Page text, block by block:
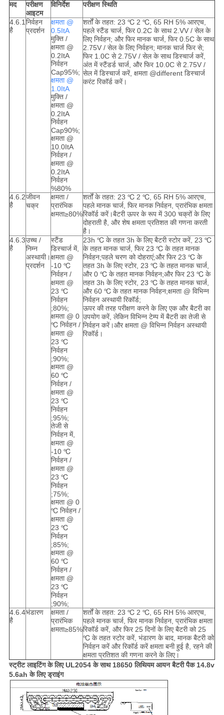
मद
परीक्षण
आइटम
विनिर्देश परीक्षण स्थिति
4.6.1
है
निर्वहन
प्रदर्शन
क्षमता @
0.5ItA
मुक्ति /
क्षमता @
0.2ItA
निर्वहन
Cap95%;
क्षमता @
1.0ItA
मुक्ति /
क्षमता @
0.2ItA
निर्वहन
Cap90%;
क्षमता @
10.0ItA
निर्वहन /
क्षमता @
0.2ItA
निर्वहन
%80%
शर्तों के तहत: 23 ℃ 2 ℃, 65 RH 5% आरएच,
पहले स्टैंड चार्ज, फिर 0.2C के साथ 2.VV / सेल के
लिए निर्वहन; और फिर मानक चार्ज, फिर 0.5C के साथ
2.75V / सेल के लिए निर्वहन; मानक चार्ज फिर से;
फिर 1.0C से 2.75V / सेल के साथ डिस्चार्ज करें,
अंत में स्टैंडर्ड चार्ज, और फिर 10.0C से 2.75V /
सेल में डिस्चार्ज करें, क्षमता @different डिस्चार्ज
करंट रिकॉर्ड करें।
4.6.2
है
जीवन
चक्र
क्षमता /
प्रारंभिक
क्षमता≥80%
शर्तों के तहत: 23 ℃ 2 ℃, 65 RH 5% आरएच,
पहले मानक चार्ज, फिर मानक निर्वहन, प्रारंभिक क्षमता
रिकॉर्ड करें।बैटरी ऊपर के रूप में 300 चक्रों के लिए
दोहराती है, और शेष क्षमता प्रतिशत की गणना करती
है।
4.6.3
है
उच्च /
निम्न
अस्थायी।
प्रदर्शन
स्टैंड
डिस्चार्ज में,
क्षमता @
-10 ℃
निर्वहन /
क्षमता @
23 ℃
निर्वहन
;80%;
क्षमता @ 0
℃ निर्वहन /
क्षमता @
23 ℃
निर्वहन
;90%;
क्षमता @
60 ℃
निर्वहन /
क्षमता @
23 ℃
निर्वहन
;95%;
तेजी से
निर्वहन में,
क्षमता @
-10 ℃
निर्वहन /
क्षमता @
23 ℃
निर्वहन
;75%;
क्षमता @ 0
℃ निर्वहन /
क्षमता @
23 ℃
निर्वहन
;85%;
क्षमता @
60 ℃
निर्वहन /
क्षमता @
23 ℃
निर्वहन
;90%;
23h ℃ के तहत 3h के लिए बैटरी स्टोर करें, 23 ℃
के तहत मानक चार्ज, फिर 23 ℃ के तहत मानक
निर्वहन;पहले चरण को दोहराएं;और फिर 23 ℃ के
तहत 3h के लिए स्टोर, 23 ℃ के तहत मानक चार्ज,
और 0 ℃ के तहत मानक निर्वहन;और फिर 23 ℃ के
तहत 3h के लिए स्टोर, 23 ℃ के तहत मानक चार्ज,
और 60 ℃ के तहत मानक निर्वहन;क्षमता @ विभिन्न
निर्वहन अस्थायी रिकॉर्ड;
ऊपर की तरह परीक्षण करने के लिए एक और बैटरी का
उपयोग करें, लेकिन विभिन्न टेम्प में बैटरी का तेजी से
निर्वहन करें।और क्षमता @ विभिन्न निर्वहन अस्थायी
रिकॉर्ड।
4.6.4
है
भंडारण
क्षमता /
प्रारंभिक
क्षमता≥85%
शर्तों के तहत: 23 ℃ 2 ℃, 65 RH 5% आरएच,
पहले मानक चार्ज, फिर मानक निर्वहन, प्रारंभिक क्षमता
रिकॉर्ड करें, और फिर 25 दिनों के लिए बैटरी को 25
℃ के तहत स्टोर करें, भंडारण के बाद, मानक बैटरी को
निर्वहन करें और रिकॉर्ड करें क्षमता बनी हुई है, रहने की
क्षमता प्रतिशत की गणना करने के लिए।
स्ट्रीट लाइटिंग के लिए UL2054 के साथ 18650 लिथियम आयन बैटरी पैक 14.8v
5.6ah के लिए ड्राइंग